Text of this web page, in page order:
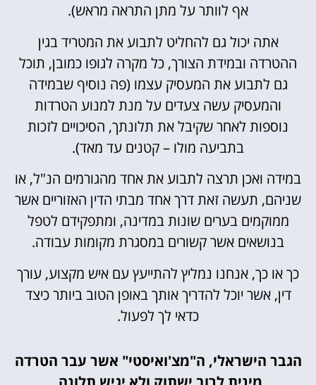
אף לוותר על מתן התראה מראש).
אתה יכול גם להחליט לתבוע את המטריד בגין
ההטרדה ובמידת הצורך, כל מקרה לגופו כמובן, תוכל
גם לתבוע את המעסיק עצמו (פה נוסיף שבמידה
והמעסיק עשה צעדים על מנת למנוע הטרדות
נוספות לאחר שקיבל את תלונתך, הסיכויים לזכות
בתביעה מולו – קטנים עד מאד).
במידה ואכן תרצה לתבוע את אחד מהגורמים הנ"ל, או
שניהם, תעשה זאת דרך אחד מבתי הדין האזוריים אשר
ממוקמים בערים שונות במדינה, ומתפקידם לטפל
בנושאים אשר קשורים במסגרת מקומות עבודה.
כך או כך, אנחנו נמליץ להתייעץ עם איש מקצוע, עורך
דין, אשר יוכל להדריך אותך באופן הטוב ביותר כיצד
כדאי לך לפעול.
הגבר הישראלי, ה"מצ'ואיסטי" אשר עבר הטרדה